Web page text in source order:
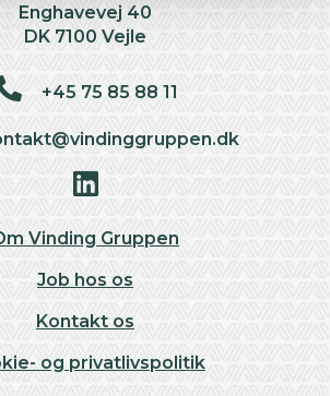
Enghavevej 40
DK 7100 Vejle
+45 75 85 88 11
Vinding Gruppen
Job hos os
Kontakt os
og privatlivspolitik